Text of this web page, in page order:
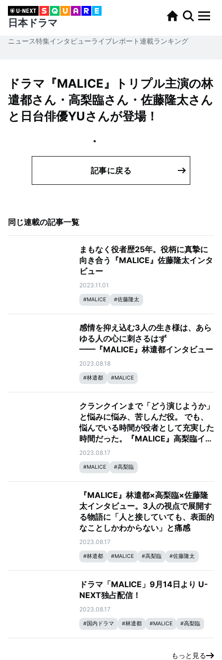
日本ドラマ
ニュース特集インタビューライブレポート連載ランキング
ドラマ『MALICE』トリプル主演の林
遣都さん・高梨臨さん・佐藤隆太さん
と日台俳優YUさんが登場！
記事に戻る
同じ連載の記事一覧
まもなく役者歴25年。役柄に真摯に
向き合う『MALICE』佐藤隆太インタ
ビュー
2023.11.01
#MALICE #佐藤隆太
感情を抑え込む3人の生き様は、あら
ゆる人の心に刺さるはず
━━『MALICE』林遣都インタビュー
2023.08.18
#林遣都 #MALICE
クランクインまで「どう演じようか」
と悩みに悩み、苦しんだ役。 でも、
悩んでいる時間が役者として充実した
時間だった。『MALICE』高梨臨イン
タビュー
2023.08.17
#MALICE #高梨臨
『MALICE』林遣都×高梨臨×佐藤隆
太インタビュー。3人の視点で展開す
る物語に「人と接していても、表面的
なことしかわからない」と痛感
2023.08.17
#林遣都 #MALICE #高梨臨 #佐藤隆太
ドラマ「MALICE」9月14日より U-
NEXT独占配信！
2023.08.17
#国内ドラマ #林遣都 #MALICE #高梨臨
もっと見る